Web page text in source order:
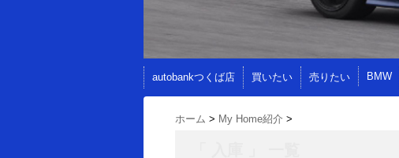
autobankつくば店 買いたい 売りたい BMW
ホーム > My Home紹介 >